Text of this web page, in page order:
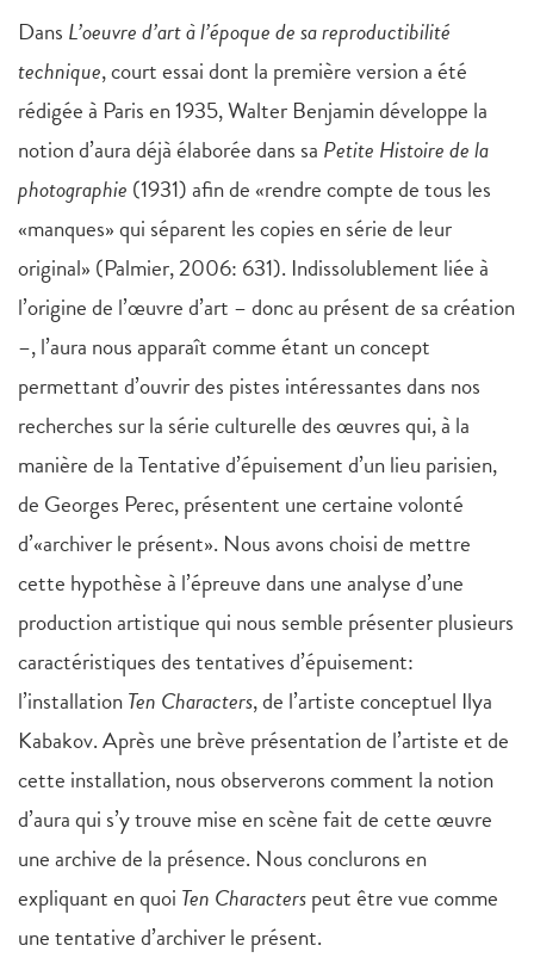
Dans L’oeuvre d’art à l’époque de sa reproductibilité
technique, court essai dont la première version a été
rédigée à Paris en 1935, Walter Benjamin développe la
notion d’aura déjà élaborée dans sa Petite Histoire de la
photographie (1931) afin de «rendre compte de tous les
«manques» qui séparent les copies en série de leur
original» (Palmier, 2006: 631). Indissolublement liée à
l’origine de l’œuvre d’art – donc au présent de sa création
–, l’aura nous apparaît comme étant un concept
permettant d’ouvrir des pistes intéressantes dans nos
recherches sur la série culturelle des œuvres qui, à la
manière de la Tentative d’épuisement d’un lieu parisien,
de Georges Perec, présentent une certaine volonté
d’«archiver le présent». Nous avons choisi de mettre
cette hypothèse à l’épreuve dans une analyse d’une
production artistique qui nous semble présenter plusieurs
caractéristiques des tentatives d’épuisement:
l’installationTen Characters, de l’artiste conceptuel Ilya
Kabakov. Après une brève présentation de l’artiste et de
cette installation, nous observerons comment la notion
d’aura qui s’y trouve mise en scène fait de cette œuvre
une archive de la présence. Nous conclurons en
expliquant en quoi Ten Characterspeut être vue comme
une tentative d’archiver le présent.